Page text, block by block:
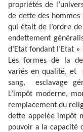
propriétés de
de dette des hommes
qui était de l’ordre
endettement
d’Etat fondant l’Etat
Les formes de la
variés en qualité, et
sang,
esclavage
L’impôt moderne,
remplacement du
dette appelée impôt
pouvoir a la capacité